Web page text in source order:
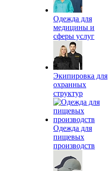
Одежда для
медицины и
сферы услуг
Экипировка для
охранных
структур
Одежда для
пищевых
производств